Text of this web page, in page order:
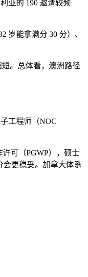
亚的 190 邀请较频
岁能拿满分 30 分）、
。总体看，澳洲路径
工程师（NOC
可（PGWP），硕士
会更稳妥。加拿大体系